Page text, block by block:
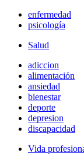
enfermedad
psicología
Salud
adiccion
alimentación
ansiedad
bienestar
deporte
depresion
discapacidad
Vida